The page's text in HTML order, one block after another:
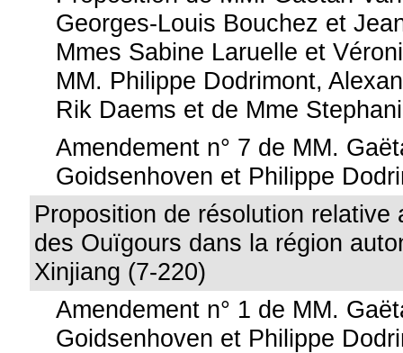
Georges-Louis Bouchez et
Mmes Sabine Laruelle et
MM. Philippe Dodrimont,
Rik Daems et de Mme
Amendement n° 7 de MM.
Goidsenhoven et Philippe
Proposition de résolution relative
des Ouïgours dans la région
Xinjiang (7-220)
Amendement n° 1 de MM.
Goidsenhoven et Philippe